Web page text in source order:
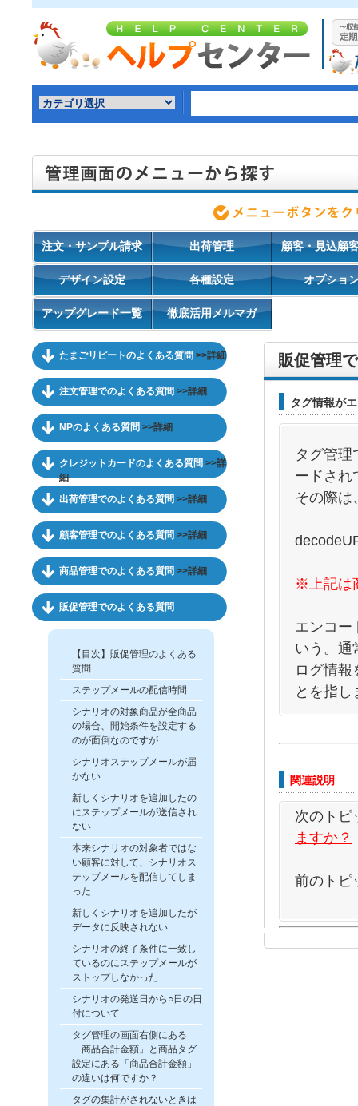
注文・サンプル請求 出荷管理 顧客・見込顧
デザイン設定 各種設定 オプショ
アップグレード一覧 徹底活用メルマガ
たまごリピートのよくある質問 >>詳細
注文管理でのよくある質問 >>詳細
NPのよくある質問 >>詳細
クレジットカードのよくある質問 >>詳
細
出荷管理でのよくある質問 >>詳細
顧客管理でのよくある質問 >>詳細
商品管理でのよくある質問 >>詳細
販促管理でのよくある質問
【目次】販促管理のよくある
質問
ステップメールの配信時間
シナリオの対象商品が全商品
の場合、開始条件を設定する
のが面倒なのですが...
シナリオステップメールが届
かない
新しくシナリオを追加したの
にステップメールが送信され
ない
本来シナリオの対象者ではな
い顧客に対して、シナリオス
テップメールを配信してしま
った
新しくシナリオを追加したが
データに反映されない
シナリオの終了条件に一致し
ているのにステップメールが
ストップしなかった
シナリオの発送日から○日の日
付について
タグ管理の画面右側にある
「商品合計金額」と商品タグ
設定にある「商品合計金額」
の違いは何ですか？
タグの集計がされないときは
販促管理
タグ情報が
タグ管理
ードされ
その際は
※上記は
エンコー
いう。通
ログ情
とを指し
関連説明
次のトピ
ますか？
前のトピ